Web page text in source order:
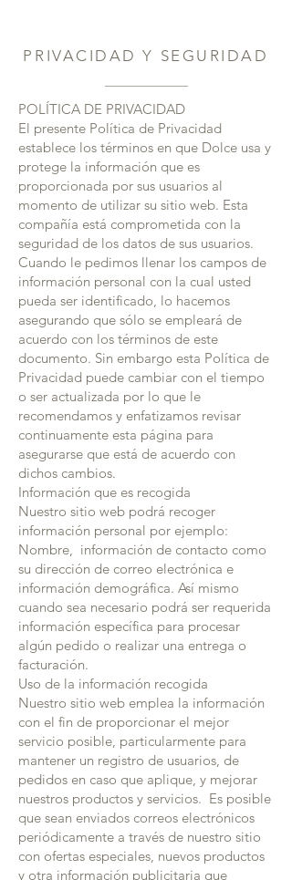
PRIVACIDAD Y SEGURIDAD
POLÍTICA DE PRIVACIDAD
El presente Política de Privacidad
establece los términos en que Dolce usa y
protege la información que es
proporcionada por sus usuarios al
momento de utilizar su sitio web. Esta
compañía está comprometida con la
seguridad de los datos de sus usuarios.
Cuando le pedimos llenar los campos de
información personal con la cual usted
pueda ser identificado, lo hacemos
asegurando que sólo se empleará de
acuerdo con los términos de este
documento. Sin embargo esta Política de
Privacidad puede cambiar con el tiempo
o ser actualizada por lo que le
recomendamos y enfatizamos revisar
continuamente esta página para
asegurarse que está de acuerdo con
dichos cambios.
Información que es recogida
Nuestro sitio web podrá recoger
información personal por ejemplo:
Nombre, información de contacto como
su dirección de correo electrónica e
información demográfica. Así mismo
cuando sea necesario podrá ser requerida
información específica para procesar
algún pedido o realizar una entrega o
facturación.
Uso de la información recogida
Nuestro sitio web emplea la información
con el fin de proporcionar el mejor
servicio posible, particularmente para
mantener un registro de usuarios, de
pedidos en caso que aplique, y mejorar
nuestros productos y servicios. Es posible
que sean enviados correos electrónicos
periódicamente a través de nuestro sitio
con ofertas especiales, nuevos productos
y otra información publicitaria que